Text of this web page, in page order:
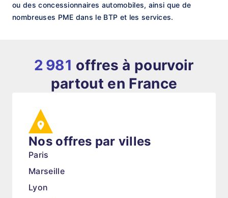
ou des concessionnaires automobiles, ainsi que de
nombreuses PME dans le BTP et les services.
2 981 offres à pourvoir
partout en France
Nos offres par villes
Paris
Marseille
Lyon